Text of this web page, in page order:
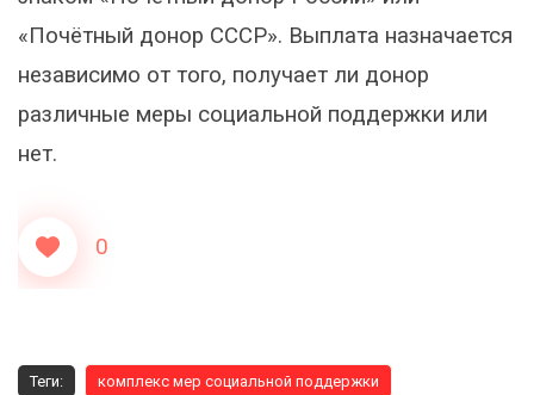
«Почётный донор СССР». Выплата назначается
независимо от того, получает ли донор
различные меры социальной поддержки или
нет.
0
Теги: комплекс мер социальной поддержки